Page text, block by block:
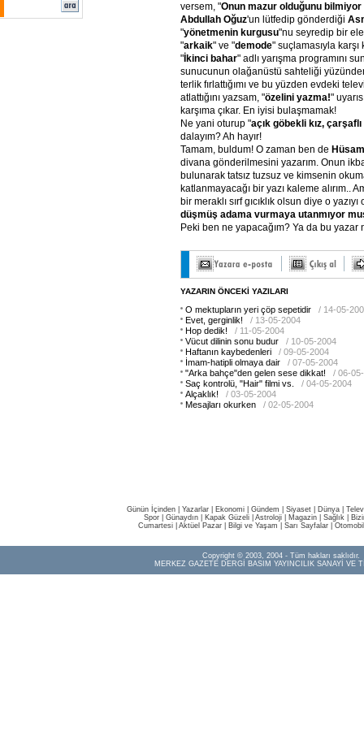
versem, "Onun mazur olduğunu
Abdullah Oğuz'un lütfedip gönderdiği
"yönetmenin kurgusu"nu seyredip bir
"arkaik" ve "demode" suçlamasıyla karşı
" İkinci bahar" adlı yarışma programını
sunucunun olağanüstü sahteliği
terlik fırlattığımı ve bu yüzden evdeki
atlattığını yazsam, "özelini yazma!"
karşıma çıkar. En iyisi bulaşmamak!
Ne yani oturup "açık göbekli kız, çarşaflı
dalayım? Ah hayır!
Tamam, buldum! O zaman ben de
divana gönderilmesini yazarım. Onun
bulunarak tatsız tuzsuz ve kimsenin
katlanmayacağı bir yazı kaleme alırım..
bir meraklı sırf gıcıklık olsun diye o yazıyı
düşmüş adama vurmaya utanmıyor
Peki ben ne yapacağım? Ya da bu yazar
YAZARIN ÖNCEKİ YAZILARI
O mektupların yeri çöp sepetidir
/ 14-05-
Evet, gerginlik!
/ 13-05-2004
Hop dedik!
/ 11-05-2004
Vücut dilinin sonu budur
/ 10-05-2004
Haftanın kaybedenleri
/ 09-05-2004
İmam-hatipli olmaya dair
/ 07-05-2004
"Arka bahçe"den gelen sese dikkat!
/ 06-
Saç kontrolü, "Hair" filmi vs.
/ 04-05-2004
Alçaklık!
/ 03-05-2004
Mesajları okurken
/ 02-05-2004
Günün İçinden Yazarlar Ekonomi Gündem Siyaset Dünya |
Spor
Günaydın Kapak Güzeli Astroloji Magazin Sağlık
Cumartesi
Aktüel Pazar Bilgi ve Yaşam Sarı Sayfalar Otomobil
Copyright © 2003, 2004 - Tüm hakları saklıdır.
MERKEZ GAZETE DERGİ BASIM YAYINCILIK SANAYİ VE